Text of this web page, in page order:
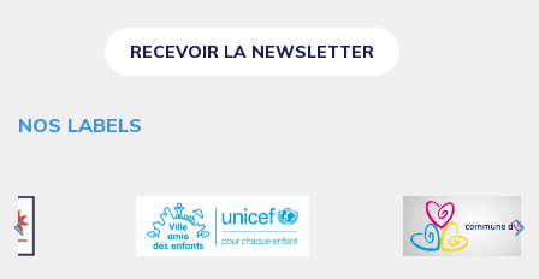
RECEVOIR LA NEWSLETTER
NOS LABELS